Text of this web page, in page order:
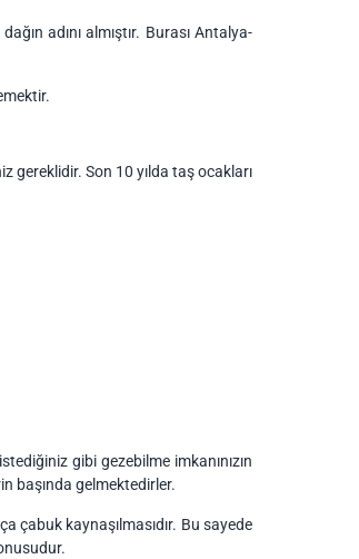
adını almıştır. Burası Antalya-
gereklidir. Son 10 yılda taş ocakları
gibi gezebilme imkanınızın
başında gelmektedirler.
çabuk kaynaşılmasıdır. Bu sayede